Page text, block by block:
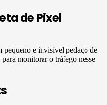
de Pixel
pequeno e invisível pedaço de
monitorar o tráfego nesse